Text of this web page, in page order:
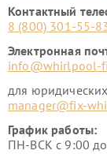
Контактный
8 (800) 301-55-
Электронная
info@whirlpool-
для
manager@fix-
График работы:
ПН-ВСК с 9:00